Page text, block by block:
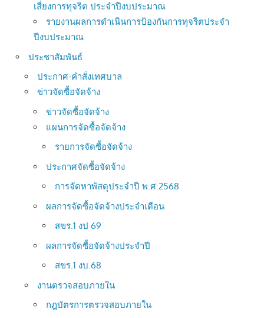
เสี่ยงการทุจริต ประจำปีงบประมาณ
รายงานผลการดำเนินการป้องกันการทุจริตประจำ
ปีงบประมาณ
ประชาสัมพันธ์
ประกาศ-คำสั่งเทศบาล
ข่าวจัดซื้อจัดจ้าง
ข่าวจัดซื้อจัดจ้าง
แผนการจัดซื้อจัดจ้าง
รายการจัดซื้อจัดจ้าง
ประกาศจัดซื้อจัดจ้าง
การจัดหาพัสดุประจำปี พ.ศ.2568
ผลการจัดซื้อจัดจ้างประจำเดือน
สขร.1 งป 69
ผลการจัดซื้อจัดจ้างประจำปี
สขร.1 งบ.68
งานตรวจสอบภายใน
กฎบัตรการตรวจสอบภายใน